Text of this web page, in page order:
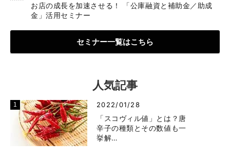
お店の成長を加速させる！ 「公庫融資と補助金／助成
金」活用セミナー
セミナー一覧はこちら
人気記事
2022/01/28
「スコヴィル値」とは？唐
辛子の種類とその数値も一
挙解…